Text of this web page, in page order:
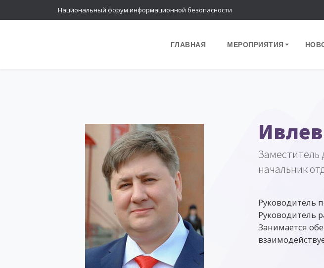
Национальный форум информационной безопасности
ГЛАВНАЯ МЕРОПРИЯТИЯ
Заместитель
начальник
Руководитель
Руководитель
Занимается